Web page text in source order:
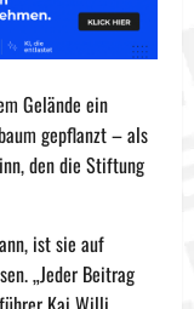
Gelände ein
gepflanzt – als
den die Stiftung
ist sie auf
„Jeder Beitrag